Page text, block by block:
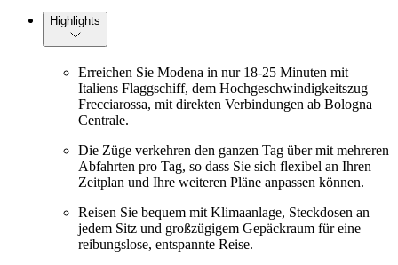
Highlights
Erreichen Sie Modena in nur 18-25 Minuten mit
Italiens Flaggschiff, dem Hochgeschwindigkeitszug
Frecciarossa, mit direkten Verbindungen ab Bologna
Centrale.
Die Züge verkehren den ganzen Tag über mit mehreren
Abfahrten pro Tag, so dass Sie sich flexibel an Ihren
Zeitplan und Ihre weiteren Pläne anpassen können.
Reisen Sie bequem mit Klimaanlage, Steckdosen an
jedem Sitz und großzügigem Gepäckraum für eine
reibungslose, entspannte Reise.